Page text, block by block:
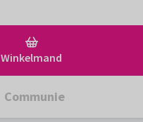
Winkelmand
Communie